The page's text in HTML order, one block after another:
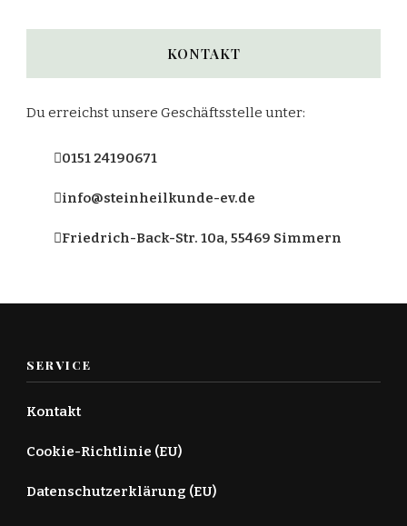
KONTAKT
Du erreichst unsere Geschäftsstelle unter:
0151 24190671
info@steinheilkunde-ev.de
Friedrich-Back-Str. 10a, 55469 Simmern
SERVICE
Kontakt
Cookie-Richtlinie (EU)
Datenschutzerklärung (EU)